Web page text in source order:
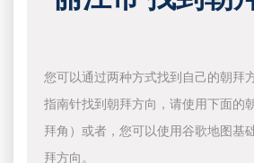
您可以通过两种方式找到自己的朝拜
指南针找到朝拜方向，请使用下面的
拜角）或者，您可以使用谷歌地图基
拜方向。